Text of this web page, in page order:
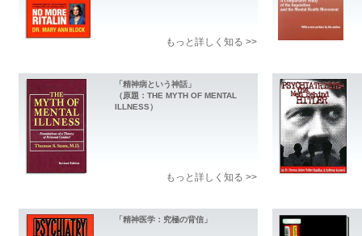
もっと詳しく知る >>
「精神病という神話」
（原題：THE MYTH OF MENTAL
ILLNESS）
もっと詳しく知る >>
「精神医学：究極の背信」